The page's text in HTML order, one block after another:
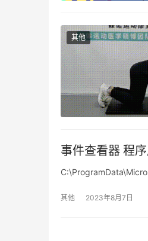
其他
事件查看器 程
其他 2023年8月7日